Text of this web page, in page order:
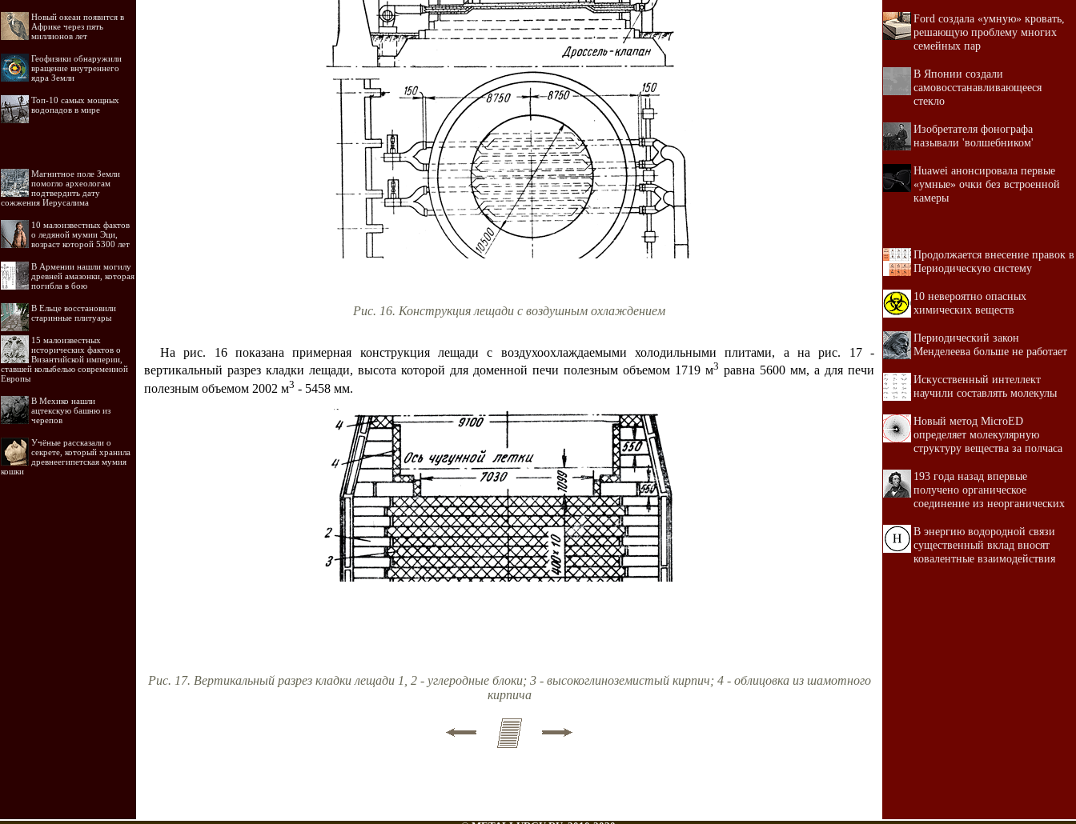
Новый океан появится в
Африке через пять
миллионов лет
Геофизики обнаружили
вращение внутреннего
ядра Земли
Топ-10 самых мощных
водопадов в мире
Магнитное поле Земли
помогло археологам
подтвердить дату
сожжения Иерусалима
10 малоизвестных фактов
о ледяной мумии Эци,
возраст которой 5300 лет
В Армении нашли могилу
древней амазонки, которая
погибла в бою
В Ельце восстановили
старинные плитуары
15 малоизвестных
исторических фактов о
Византийской империи,
ставшей колыбелью современной
Европы
В Мехико нашли
ацтекскую башню из
черепов
Учёные рассказали о
секрете, который хранила
древнеегипетская мумия
кошки
Рис. 16. Конструкция лещади с воздушным охлаждением
На рис. 16 показана примерная конструкция лещади с воздухоохлаждаемыми холодильными плитами, а на рис. 17 -
вертикальный разрез кладки лещади, высота которой для доменной печи полезным объемом 1719 м3 равна 5600 мм, а для печи
полезным объемом 2002 м3 - 5458 мм.
Рис. 17. Вертикальный разрез кладки лещади 1, 2 - углеродные блоки; 3 - высокоглиноземистый кирпич; 4 - облицовка из шамотного
кирпича
Ford создала «умную» кровать,
решающую проблему многих
семейных пар
В Японии создали
самовосстанавливающееся
стекло
Изобретателя фонографа
называли 'волшебником'
Huawei анонсировала первые
«умные» очки без встроенной
камеры
Продолжается внесение правок в
Периодическую систему
10 невероятно опасных
химических веществ
Периодический закон
Менделеева больше не работает
Искусственный интеллект
научили составлять молекулы
Новый метод MicroED
определяет молекулярную
структуру вещества за полчаса
193 года назад впервые
получено органическое
соединение из неорганических
В энергию водородной связи
существенный вклад вносят
ковалентные взаимодействия